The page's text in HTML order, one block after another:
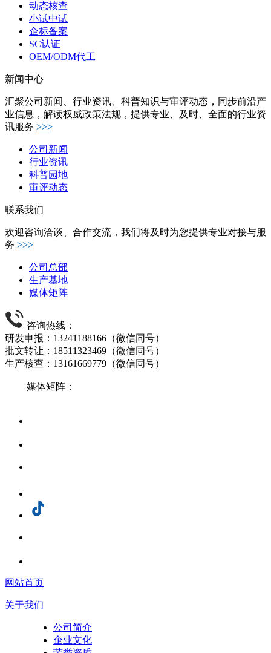
动态核查
小试中试
企标备案
SC认证
OEM/ODM代工
新闻中心
汇聚公司新闻、行业资讯、科普知识与审评动态，同步前沿产
业信息，解读权威政策法规，提供专业、及时、全面的行业资
讯服务 >>>
公司新闻
行业资讯
科普园地
审评动态
联系我们
欢迎咨询洽谈、合作交流，我们将及时为您提供专业对接与服
务 >>>
公司总部
生产基地
媒体矩阵
咨询热线：
研发申报：13241188166（微信同号）
批文转让：18511323469（微信同号）
生产核查：13161669779（微信同号）
媒体矩阵：
网站首页
关于我们
公司简介
企业文化